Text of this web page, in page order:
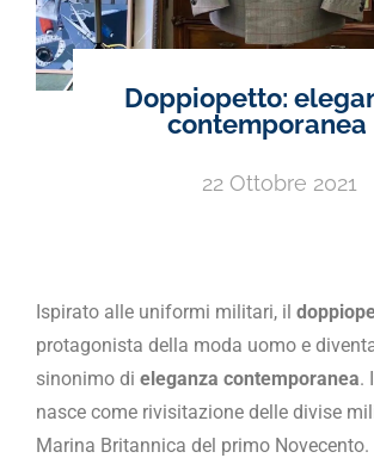
Doppiopetto:
contemporanea
22 Ottobre 2021
Ispirato alle uniformi militari, il
protagonista della moda uomo e
sinonimo di eleganza contemporanea.
nasce come rivisitazione delle divise
Marina Britannica del primo Novecento.